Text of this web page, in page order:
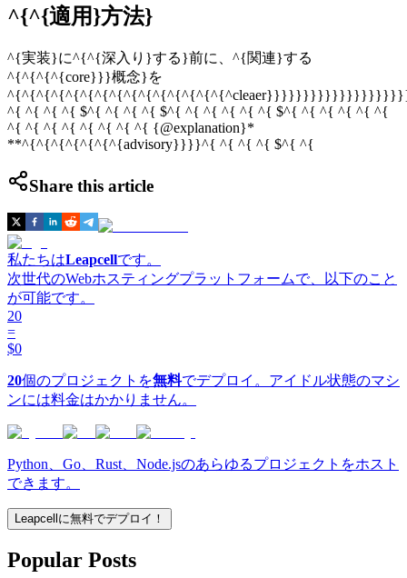
^{^{適用}方法}
^{実装}に^{^{深入り}する}前に、^{関連}する
^{^{^{^{core}}}概念}を
^{ ^{ ^{ ^{ $^{ ^{ ^{ ^{ $^{ ^{ ^{ ^{ ^{ ^{ $^{ ^{ ^{ ^{ ^{ ^{
^{ ^{ ^{ ^{ ^{ ^{ ^{ ^{ {@explanation}*
**^{^{^{^{^{^{^{advisory}}}}^{ ^{ ^{ ^{ $^{ ^{
Share this article
私たちはLeapcellです。
次世代のWebホスティングプラットフォームで、以下のこと
が可能です。
20
=
$0
20個のプロジェクトを無料でデプロイ。アイドル状態のマシ
ンには料金はかかりません。
Python、Go、Rust、Node.jsのあらゆるプロジェクトをホスト
できます。
Leapcellに無料でデプロイ！
Popular Posts